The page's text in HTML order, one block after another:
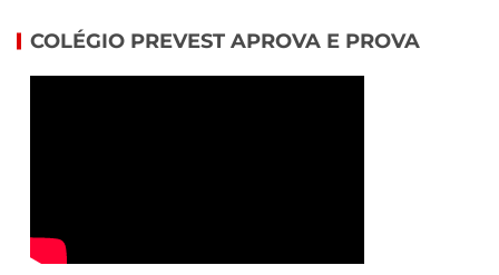
COLÉGIO PREVEST APROVA E PROVA